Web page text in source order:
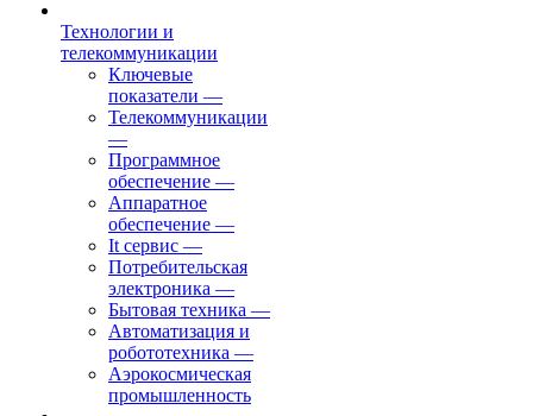
Технологии и
телекоммуникации
Ключевые
показатели —
Телекоммуникации
—
Программное
обеспечение —
Аппаратное
обеспечение —
It сервис —
Потребительская
электроника —
Бытовая техника —
Автоматизация и
робототехника —
Аэрокосмическая
промышленность